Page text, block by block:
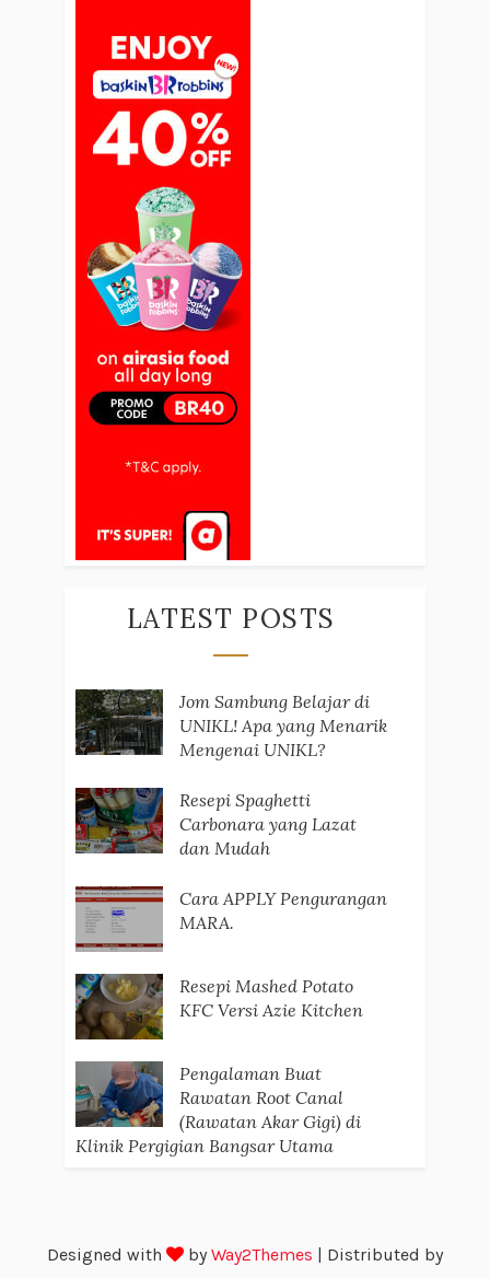
LATEST POSTS
Jom Sambung Belajar di
UNIKL! Apa yang Menarik
Mengenai UNIKL?
Resepi Spaghetti
Carbonara yang Lazat
dan Mudah
Cara APPLY Pengurangan
MARA.
Resepi Mashed Potato
KFC Versi Azie Kitchen
Pengalaman Buat
Rawatan Root Canal
(Rawatan Akar Gigi) di
Klinik Pergigian Bangsar Utama
Designed with byWay2Themes | Distributed by